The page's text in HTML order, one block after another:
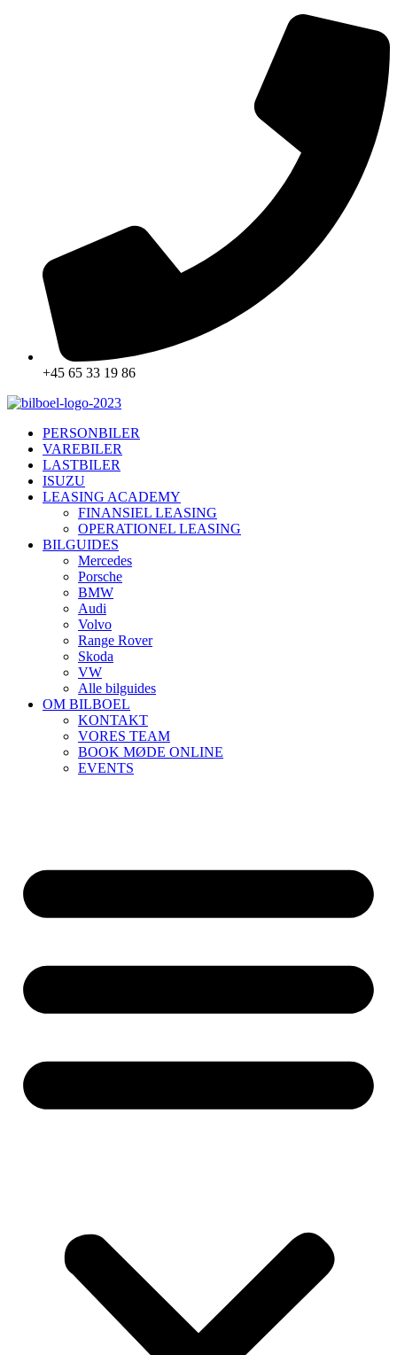
+45 65 33 19 86
PERSONBILER
VAREBILER
LASTBILER
ISUZU
LEASING ACADEMY
FINANSIEL LEASING
OPERATIONEL LEASING
BILGUIDES
Mercedes
Porsche
BMW
Audi
Volvo
Range Rover
Skoda
VW
Alle bilguides
OM BILBOEL
KONTAKT
VORES TEAM
BOOK MØDE ONLINE
EVENTS